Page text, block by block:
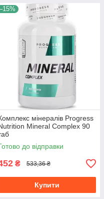
мінералів Progress
Mineral Complex 90
до відправки
₴ 533,36 ₴
Купити